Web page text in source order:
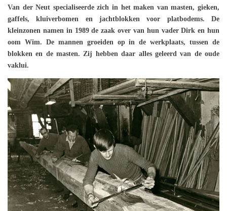
Van der Neut specialiseerde zich in het maken van masten, gieken,
gaffels, kluiverbomen en jachtblokken voor platbodems. De
kleinzonen namen in 1989 de zaak over van hun vader Dirk en hun
oom Wim. De mannen groeiden op in de werkplaats, tussen de
blokken en de masten. Zij hebben daar alles geleerd van de oude
vaklui.